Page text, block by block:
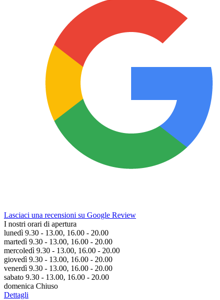
Lasciaci una recensioni su Google Review
I nostri orari di apertura
lunedì 9.30 - 13.00, 16.00 - 20.00
martedì 9.30 - 13.00, 16.00 - 20.00
mercoledì 9.30 - 13.00, 16.00 - 20.00
giovedì 9.30 - 13.00, 16.00 - 20.00
venerdì 9.30 - 13.00, 16.00 - 20.00
sabato 9.30 - 13.00, 16.00 - 20.00
domenica Chiuso
Dettagli